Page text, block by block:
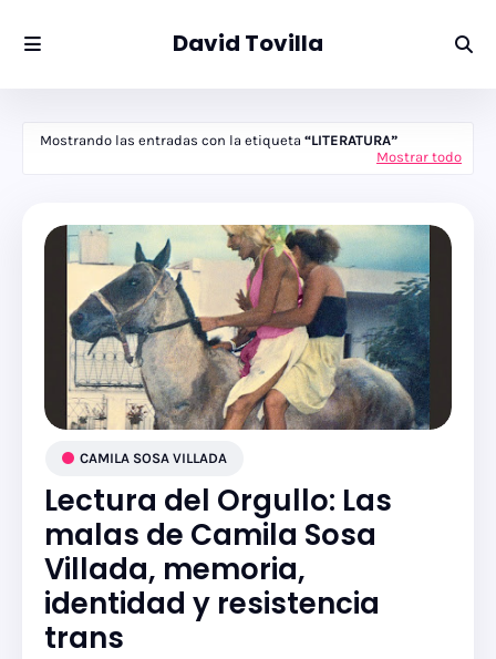
David Tovilla
Mostrando las entradas con la etiqueta
LITERATURA
Mostrar todo
CAMILA SOSA VILLADA
Lectura del Orgullo: Las
malas de Camila Sosa
Villada, memoria,
identidad y resistencia
trans